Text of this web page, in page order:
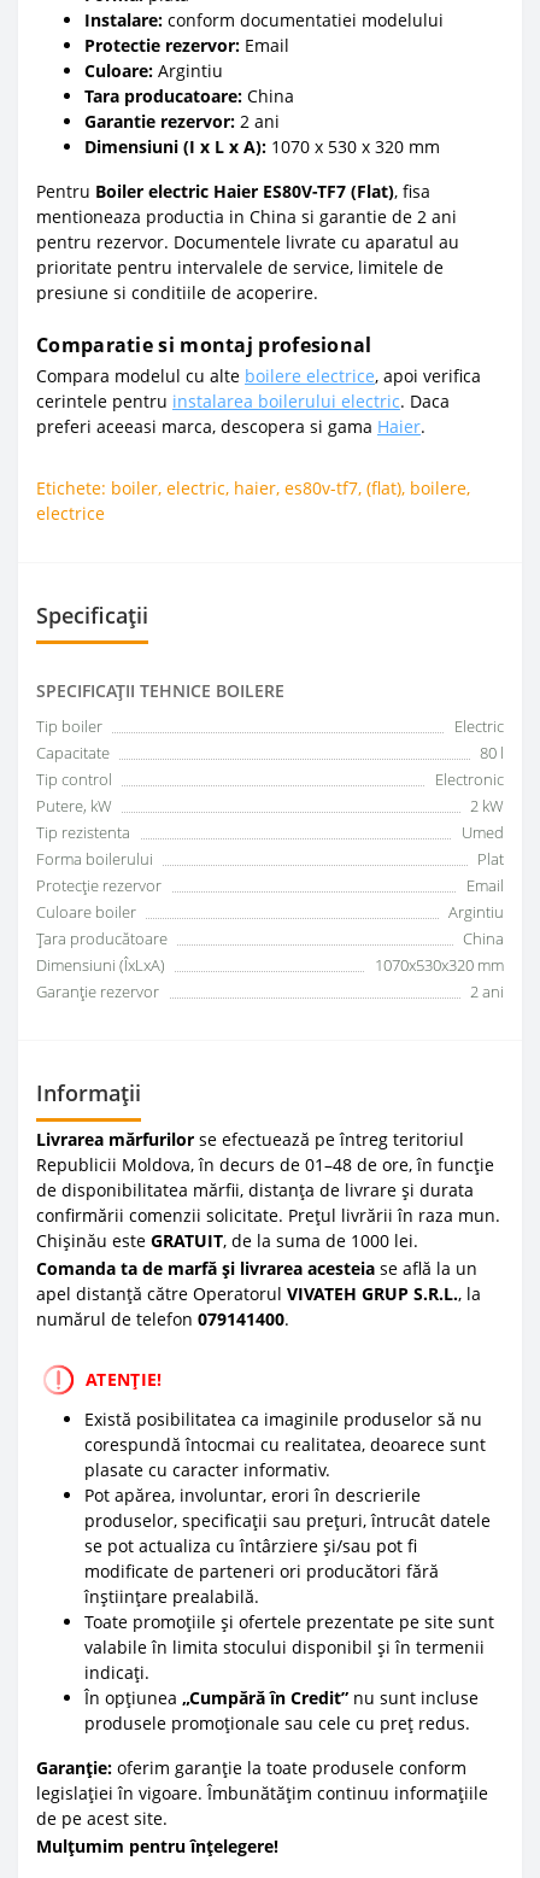
Instalare: conform documentatiei modelului
Protectie rezervor: Email
Culoare: Argintiu
Tara producatoare: China
Garantie rezervor: 2 ani
Dimensiuni (I x L x A): 1070 x 530 x 320 mm
Pentru Boiler electric Haier ES80V-TF7 (Flat), fisa
mentioneaza productia in China si garantie de 2 ani
pentru rezervor. Documentele livrate cu aparatul au
prioritate pentru intervalele de service, limitele de
presiune si conditiile de acoperire.
Comparatie si montaj profesional
Compara modelul cu alte boilere electrice, apoi verifica
cerintele pentru instalarea boilerului electric. Daca
preferi aceeasi marca, descopera si gama Haier.
Etichete: boiler, electric, haier, es80v-tf7, (flat), boilere,
electrice
Specificații
SPECIFICAŢII TEHNICE BOILERE
Tip boiler
Electric
Capacitate
80 l
Tip control
Electronic
Putere, kW
2 kW
Tip rezistenta
Umed
Forma boilerului
Plat
Protecție rezervor
Email
Culoare boiler
Argintiu
Țara producătoare
China
Dimensiuni (ÎxLxA)
1070x530x320 mm
Garanţie rezervor
2 ani
Informații
Livrarea mărfurilor se efectuează pe întreg teritoriul
Republicii Moldova, în decurs de 01–48 de ore, în funcție
de disponibilitatea mărfii, distanța de livrare și durata
confirmării comenzii solicitate. Prețul livrării în raza mun.
Chișinău este GRATUIT, de la suma de 1000 lei.
Comanda ta de marfă și livrarea acesteia se află la un
apel distanță către Operatorul VIVATEH GRUP S.R.L., la
numărul de telefon 079141400.
ATENȚIE!
Există posibilitatea ca imaginile produselor să nu
corespundă întocmai cu realitatea, deoarece sunt
plasate cu caracter informativ.
Pot apărea, involuntar, erori în descrierile
produselor, specificații sau prețuri, întrucât datele
se pot actualiza cu întârziere și/sau pot fi
modificate de parteneri ori producători fără
înștiințare prealabilă.
Toate promoțiile și ofertele prezentate pe site sunt
valabile în limita stocului disponibil și în termenii
indicați.
În opțiunea „Cumpără în Credit” nu sunt incluse
produsele promoționale sau cele cu preț redus.
Garanție: oferim garanție la toate produsele conform
legislației în vigoare. Îmbunătățim continuu informațiile
de pe acest site.
Mulțumim pentru înțelegere!